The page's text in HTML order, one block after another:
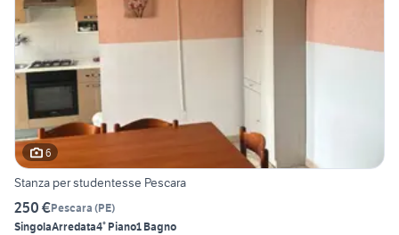
6
Stanza per studentesse Pescara
250 €Pescara (PE)
SingolaArredata4° Piano1 Bagno